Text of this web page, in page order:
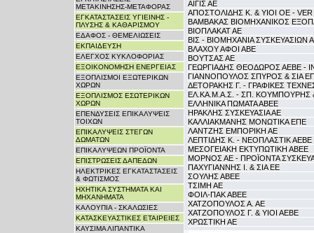
ΜΕΤΑΚΙΝΗΣΗΣ-ΜΕΤΑΦΟΡΑΣ
ΕΓΚΑΤΑΣΤΑΣΕΙΣ ΥΓΙΕΙΝΗΣ -
ΠΛΥΣΗΣ & ΚΑΘΑΡΙΣΜΟΥ
ΕΔΑΦΟΣ - ΘΕΜΕΛΙΩΣΕΙΣ
ΕΚΠΑΙΔΕΥΣΗ
ΕΛΕΓΧΟΣ ΚΥΚΛΟΦΟΡΙΑΣ
ΕΞΟΙΚΟΝΟΜΗΣΗ ΕΝΕΡΓΕΙΑΣ
ΕΞΟΠΛΙΣΜΟΙ ΕΞΩΤΕΡΙΚΩΝ
ΧΩΡΩΝ
ΕΞΟΠΛΙΣΜΟΣ ΕΣΩΤΕΡΙΚΩΝ
ΧΩΡΩΝ
ΕΠΕΝΔΥΣΕΙΣ ΕΠΙΚΑΛΥΨΕΙΣ
ΤΟΙΧΩΝ
ΕΠΙΚΑΛΥΨΕΙΣ ΣΤΕΓΩΝ
ΔΩΜΑΤΩΝ
ΕΠΙΚΑΛΥΨΕΩΝ ΠΡΟΪΟΝΤΑ
ΕΠΙΣΤΡΩΣΕΙΣ ΔΑΠΕΔΩΝ
ΗΛΕΚΤΡΙΚΕΣ ΕΓΚΑΤΑΣΤΑΣΕΙΣ
& ΦΩΤΙΣΜΟΣ
ΗΧΗΤΙΚΑ ΣΥΣΤΗΜΑΤΑ ΚΑΙ
ΜΗΧΑΝΗΜΑΤΑ
ΚΑΛΟΥΠΙΑ - ΣΚΑΛΩΣΙΕΣ
ΚΑΤΑΣΚΕΥΑΣΤΙΚΕΣ ΕΤΑΙΡΕΙΕΣ
ΚΑΥΣΙΜΑ ΛΙΠΑΝΤΙΚΑ
ΑΙΓΙΣ ΑΕ
ΑΠΟΣΤΟΛΙΔΗΣ Κ. & ΥΙΟΙ ΟΕ - VER
ΒΑΜΒΑΚΑΣ ΒΙΟΜΗΧΑΝΙΚΟΣ
ΒΙΟΠΛΑΚΑΤ ΑΕ
ΒΙΣ - ΒΙΟΜΗΧΑΝΙΑ ΣΥΣΚΕΥΑΣΙΩΝ
ΒΛΑΧΟΥ ΑΦΟΙ ΑΒΕ
ΒΟΥΤΣΑΣ ΑΕ
ΓΕΩΡΓΙΑΔΗΣ ΘΕΟΔΩΡΟΣ ΑΕΒΕ -
ΓΙΑΝΝΟΠΟΥΛΟΣ ΣΠΥΡΟΣ & ΣΙΑ
ΔΕΤΟΡΑΚΗΣ Γ. - ΓΡΑΦΙΚΕΣ
ΕΛ.ΚΑ.Μ.Α.Σ. - ΣΠ. ΚΟΥΜΠΟΥΡΗΣ
ΕΛΛΗΝΙΚΑ ΠΩΜΑΤΑ ΑΒΕΕ
ΗΡΑΚΛΗΣ ΣΥΣΚΕΥΑΣΙΑ ΑΕ
ΚΑΛΛΙΑΚΜΑΝΗΣ ΜΟΝΩΤΙΚΑ ΕΠΕ
ΛΑΝΤΖΗΣ ΕΜΠΟΡΙΚΗ ΑΕ
ΛΕΠΤΙΔΗΣ Κ. - ΝΕΟΠΛΑΣΤΙΚ ΑΕΒΕ
ΜΕΣΟΓΕΙΑΚΗ ΕΚΤΥΠΩΤΙΚΗ ΑΒΕΕ
ΜΟΡΝΟΣ ΑΕ - ΠΡΟΪΟΝΤΑ
ΠΑΧΥΓΙΑΝΝΗΣ Ι. & ΣΙΑ ΕΕ
ΣΟΥΛΗΣ ΑΒΕΕ
ΤΣΙΜΗ ΑΕ
ΦΟΙΛ-ΠΑΚ ΑΒΕΕ
ΧΑΤΖΟΠΟΥΛΟΣ Α. ΑΕ
ΧΑΤΖΟΠΟΥΛΟΣ Γ. & ΥΙΟΙ ΑΕΒΕ
ΧΡΩΣΤΙΚΗ ΑΕ